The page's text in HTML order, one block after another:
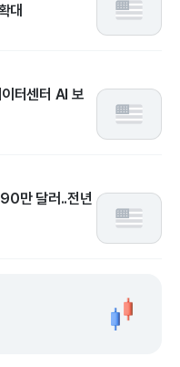
대
터센터 AI 보
만 달러..전년